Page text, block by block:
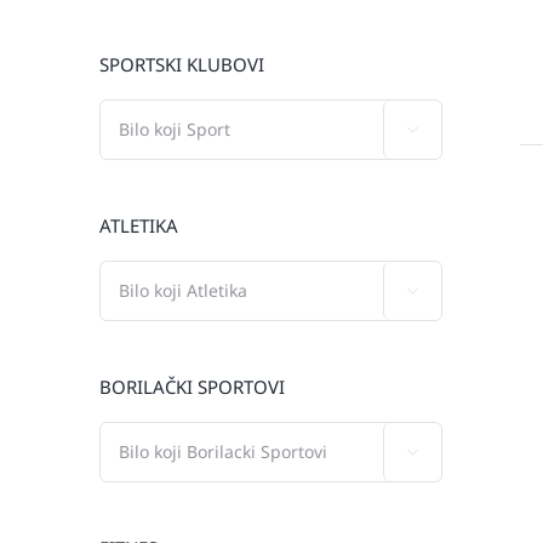
SPORTSKI KLUBOVI
ATLETIKA
BORILAČKI SPORTOVI